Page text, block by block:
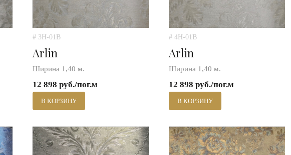
# 3H-01B
Arlin
Ширина 1,40 м.
12 898 руб./пог.м
В КОРЗИНУ
# 4H-01B
Arlin
Ширина 1,40 м.
12 898 руб./пог.м
В КОРЗИНУ